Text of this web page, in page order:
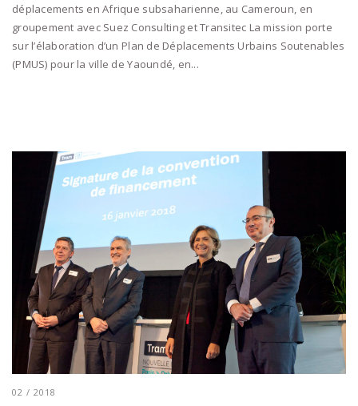
déplacements en Afrique subsaharienne, au Cameroun, en
groupement avec Suez Consulting et Transitec La mission porte
sur l’élaboration d’un Plan de Déplacements Urbains Soutenables
(PMUS) pour la ville de Yaoundé, en...
02 / 2018